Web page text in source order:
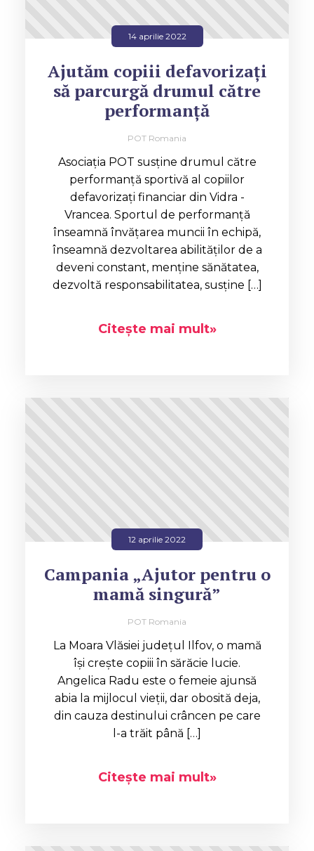
14 aprilie 2022
Ajutăm copiii defavorizați
să parcurgă drumul către
performanță
POT Romania
Asociația POT susține drumul către
performanță sportivă al copiilor
defavorizați financiar din Vidra -
Vrancea. Sportul de performanță
înseamnă învățarea muncii în echipă,
înseamnă dezvoltarea abilităților de a
deveni constant, menține sănătatea,
dezvoltă responsabilitatea, susține […]
Citește mai mult»
12 aprilie 2022
Campania „Ajutor pentru o
mamă singură”
POT Romania
La Moara Vlăsiei județul Ilfov, o mamă
își crește copiii în sărăcie lucie.
Angelica Radu este o femeie ajunsă
abia la mijlocul vieții, dar obosită deja,
din cauza destinului crâncen pe care
l-a trăit până […]
Citește mai mult»